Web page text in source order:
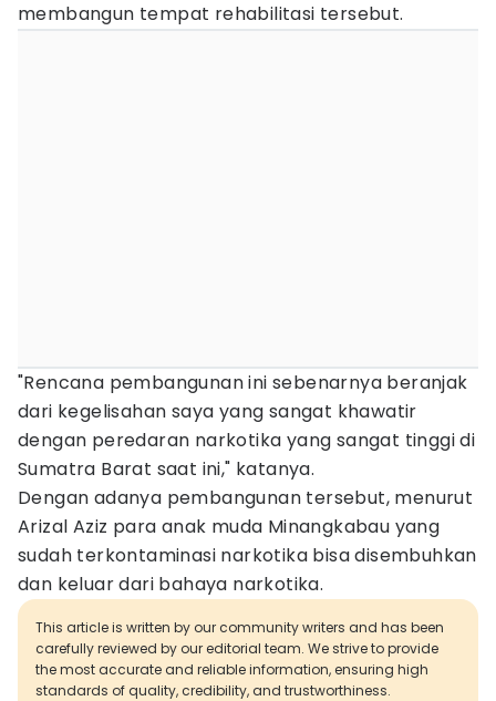
membangun tempat rehabilitasi tersebut.
"Rencana pembangunan ini sebenarnya beranjak
dari kegelisahan saya yang sangat khawatir
dengan peredaran narkotika yang sangat tinggi di
Sumatra Barat saat ini," katanya.
Dengan adanya pembangunan tersebut, menurut
Arizal Aziz para anak muda Minangkabau yang
sudah terkontaminasi narkotika bisa disembuhkan
dan keluar dari bahaya narkotika.
This article is written by our community writers and has been
carefully reviewed by our editorial team. We strive to provide
the most accurate and reliable information, ensuring high
standards of quality, credibility, and trustworthiness.